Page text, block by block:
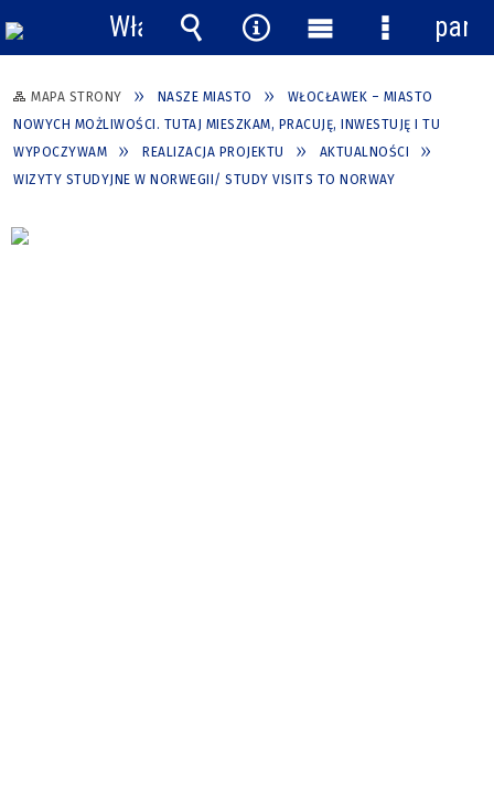
MAPA STRONY NASZE MIASTO
WŁOCŁAWEK – MIASTO
NOWYCH MOŻLIWOŚCI. TUTAJ MIESZKAM, PRACUJĘ, INWESTUJĘ I TU
WYPOCZYWAM
REALIZACJA PROJEKTU
AKTUALNOŚCI
WIZYTY STUDYJNE W NORWEGII/ STUDY VISITS TO NORWAY
Włącz
powiadomienia
Wyszukiwarka
Narzędzia
Menu
główne
Menu
panel